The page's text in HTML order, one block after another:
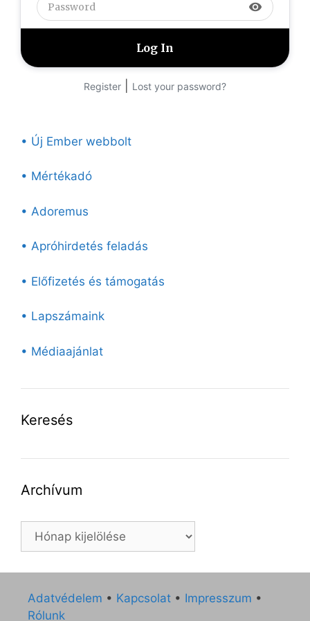
visibility
Register Lost your password?
• Új Ember webbolt
• Mértékadó
• Adoremus
• Apróhirdetés feladás
• Előfizetés és támogatás
• Lapszámaink
• Médiaajánlat
Keresés
Archívum
Archívum
Adatvédelem • Kapcsolat • Impresszum •
Rólunk